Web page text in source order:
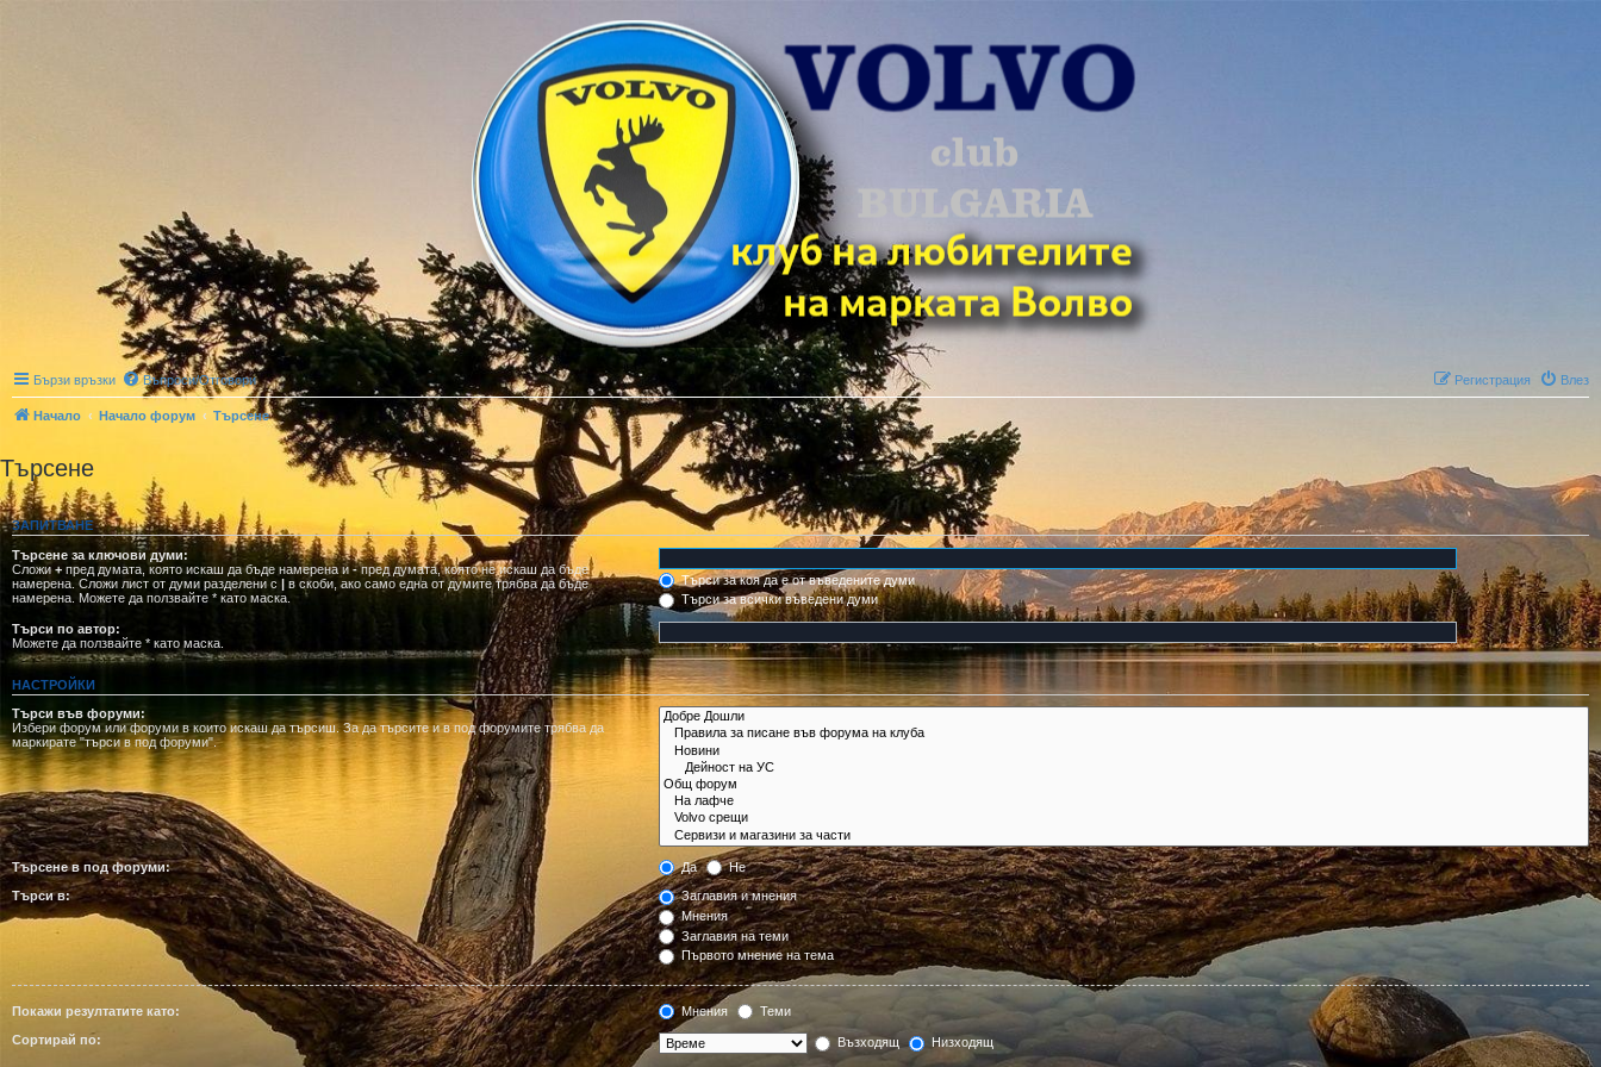
Бързи връзки Въпроси/Отговори Влез
Регистрация
Начало Начало форум Търсене
Търсене
ЗАПИТВАНЕ
Търсене за ключови думи:
Сложи + пред думата, която искаш да бъде намерена и -пред думата, която не искаш да бъде
намерена. Сложи лист от думи разделени с | в скоби, ако само една от думите трябва да бъде
намерена. Можете да ползвайте * като маска.
Търси за коя да е от въведените думи
Търси за всички въведени думи
Търси по автор:
Можете да ползвайте * като маска.
НАСТРОЙКИ
Търси във форуми:
Избери форум или форуми в които искаш да търсиш. За да търсите и в под форумите трябва да
маркирате "търси в под форуми".
Търсене в под форуми: Да Не
Търси в:
Заглавия и мнения
Мнения
Заглавия на теми
Първото мнение на тема
Покажи резултатите като: Мнения Теми
Сортирай по: Възходящ Низходящ